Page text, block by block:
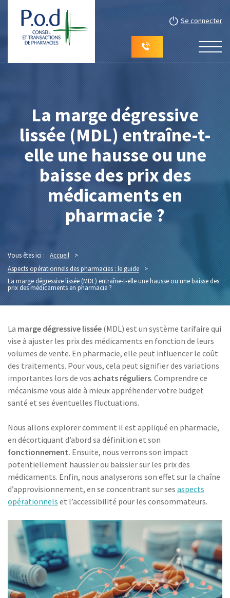
Se connecter
La marge dégressive
lissée (MDL) entraîne-t-
elle une hausse ou une
baisse des prix des
médicaments en
pharmacie ?
Vous êtes ici : Accueil
>
Aspects opérationnels des pharmacies : le guide
>
La marge dégressive lissée (MDL) entraîne-t-elle une hausse ou une baisse des
prix des médicaments en pharmacie ?
La marge dégressive lissée (MDL) est un système tarifaire qui
vise à ajuster les prix des médicaments en fonction de leurs
volumes de vente. En pharmacie, elle peut influencer le coût
des traitements. Pour vous, cela peut signifier des variations
importantes lors de vos achats réguliers. Comprendre ce
mécanisme vous aide à mieux appréhender votre budget
santé et ses éventuelles fluctuations.
Nous allons explorer comment il est appliqué en pharmacie,
en décortiquant d’abord sa définition et son
fonctionnement. Ensuite, nous verrons son impact
potentiellement haussier ou baissier sur les prix des
médicaments. Enfin, nous analyserons son effet sur la chaîne
d’approvisionnement, en se concentrant sur ses aspects
opérationnels et l’accessibilité pour les consommateurs.